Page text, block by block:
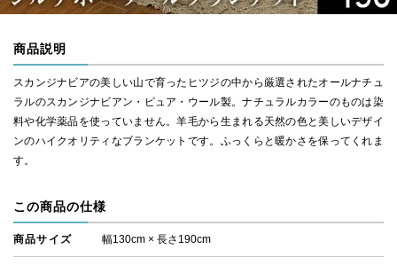
商品説明
スカンジナビアの美しい山で育ったヒツジの中から厳選されたオールナチュ
ラルのスカンジナビアン・ピュア・ウール製。ナチュラルカラーのものは染
料や化学薬品を使っていません。羊毛から生まれる天然の色と美しいデザイ
ンのハイクオリティなブランケットです。ふっくらと暖かさを保ってくれま
す。
この商品の仕様
商品サイズ 幅130cm × 長さ190cm